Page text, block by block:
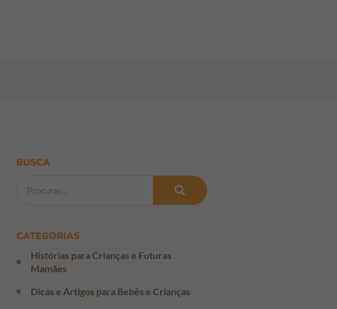
BUSCA
CATEGORIAS
Histórias para Crianças e Futuras
Mamães
Dicas e Artigos para Bebês e Crianças